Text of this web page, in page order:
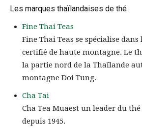
Les marques thaïlandaises de thé
Fine Thai Teas
Fine Thai Teas se spécialise
certifié de haute montagne. Le
la partie nord de la Thaïlande
montagne Doi Tung.
Cha Tai
Cha Tea Muaest un leader du
depuis 1945.